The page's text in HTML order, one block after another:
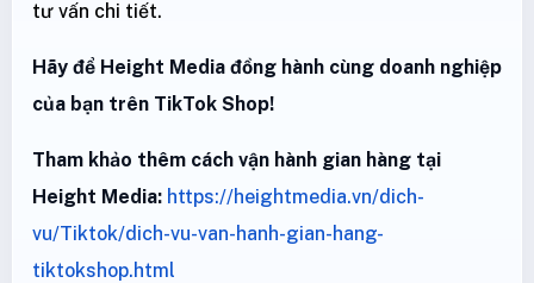
tư vấn chi tiết.
Hãy để Height Media đồng hành cùng doanh nghiệp
của bạn trên TikTok Shop!
Tham khảo thêm cách vận hành gian hàng tại
Height Media: https://heightmedia.vn/dich-
vu/Tiktok/dich-vu-van-hanh-gian-hang-
tiktokshop.html